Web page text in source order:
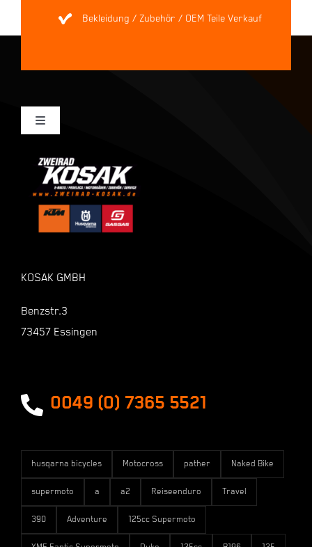
Bekleidung / Zubehör / OEM Teile Verkauf
KOSAK GMBH
Benzstr.3
73457 Essingen
0049 (0) 7365 5521
Toggle
Mein Konto
Kasse
husqarna bicycles Motocross pather Naked Bike
supermoto a a2 Reiseenduro Travel
390 Adventure 125cc Supermoto